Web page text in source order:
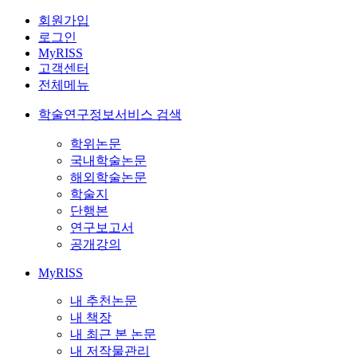
회원가입
로그인
MyRISS
고객센터
전체메뉴
학술연구정보서비스 검색
학위논문
국내학술논문
해외학술논문
학술지
단행본
연구보고서
공개강의
MyRISS
내 추천논문
내 책장
내 최근 본 논문
내 저작물관리